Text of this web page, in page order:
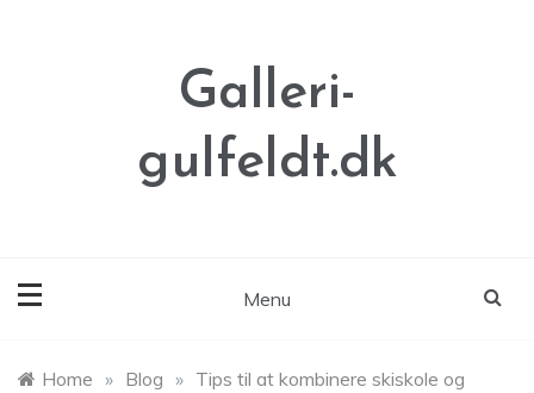
Galleri-
gulfeldt.dk
Menu
Home » Blog » Tips til at kombinere skiskole og